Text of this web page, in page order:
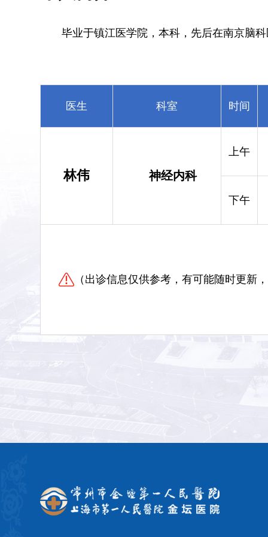
毕业于镇江医学院，本科，先后在南京脑
医生 科室 时间
林伟 神经内科
上午
下午
（出诊信息仅供参考，有可能随时更新